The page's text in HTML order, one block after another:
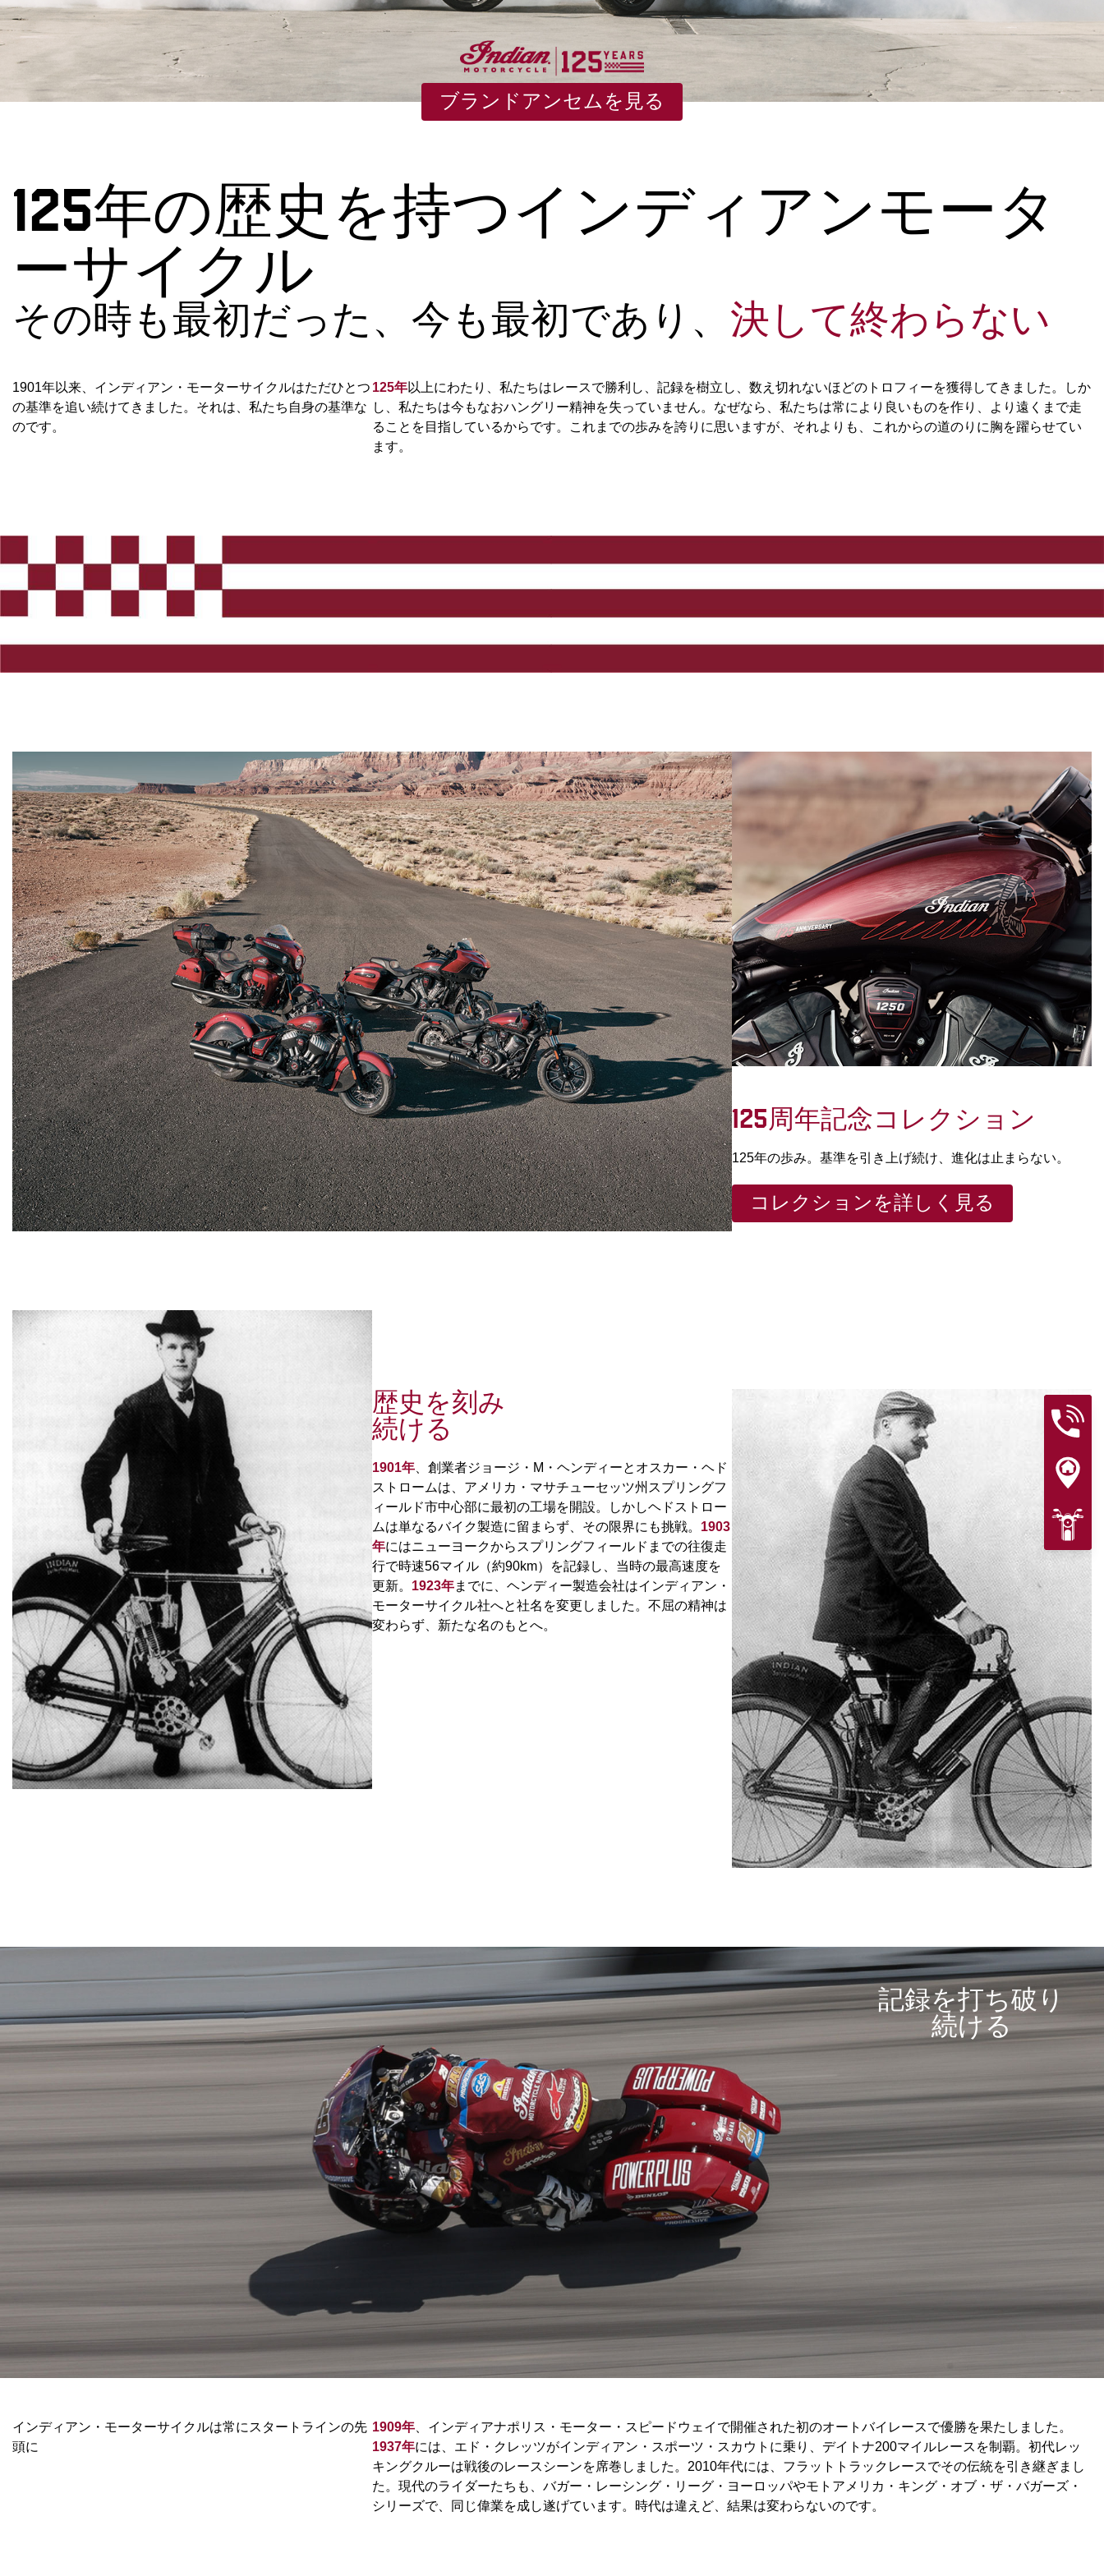
ブランドアンセムを見る
125年の歴史を持つインディアンモータ
ーサイクル
その時も最初だった、今も最初であり、 決して終わらない
1901年以来、インディアン・モーターサイクルはただひとつ
の基準を追い続けてきました。それは、私たち自身の基準な
のです。
125年以上にわたり、私たちはレースで勝利し、記録を樹立し、数え切れないほどのトロフィーを獲得してきました。しか
し、私たちは今もなおハングリー精神を失っていません。なぜなら、私たちは常により良いものを作り、より遠くまで走
ることを目指しているからです。これまでの歩みを誇りに思いますが、それよりも、これからの道のりに胸を躍らせてい
ます。
125周年記念コレクション
125年の歩み。基準を引き上げ続け、進化は止まらない。
コレクションを詳しく見る
歴史を刻み
続ける
1901年 、創業者ジョージ・M・ヘンディーとオスカー・ヘド
ストロームは、アメリカ・マサチューセッツ州スプリングフ
ィールド市中心部に最初の工場を開設。しかしヘドストロー
ムは単なるバイク製造に留まらず、その限界にも挑戦。 1903
年にはニューヨークからスプリングフィールドまでの往復走
行で時速56マイル（約90km）を記録し、当時の最高速度を
更新。 1923年までに、ヘンディー製造会社はインディアン・
モーターサイクル社へと社名を変更しました。不屈の精神は
変わらず、新たな名のもとへ。
記録を打ち破り
続ける
インディアン・モーターサイクルは常にスタートラインの先
頭に
1909年 、インディアナポリス・モーター・スピードウェイで開催された初のオートバイレースで優勝を果たしました。
1937年には、エド・クレッツがインディアン・スポーツ・スカウトに乗り、デイトナ200マイルレースを制覇。初代レッ
キングクルーは戦後のレースシーンを席巻しました。2010年代には、フラットトラックレースでその伝統を引き継ぎまし
た。現代のライダーたちも、バガー・レーシング・リーグ・ヨーロッパやモトアメリカ・キング・オブ・ザ・バガーズ・
シリーズで、同じ偉業を成し遂げています。時代は違えど、結果は変わらないのです。